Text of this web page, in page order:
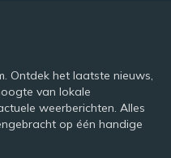
Ontdek het laatste nieuws,
van lokale
weerberichten. Alles
op één handige